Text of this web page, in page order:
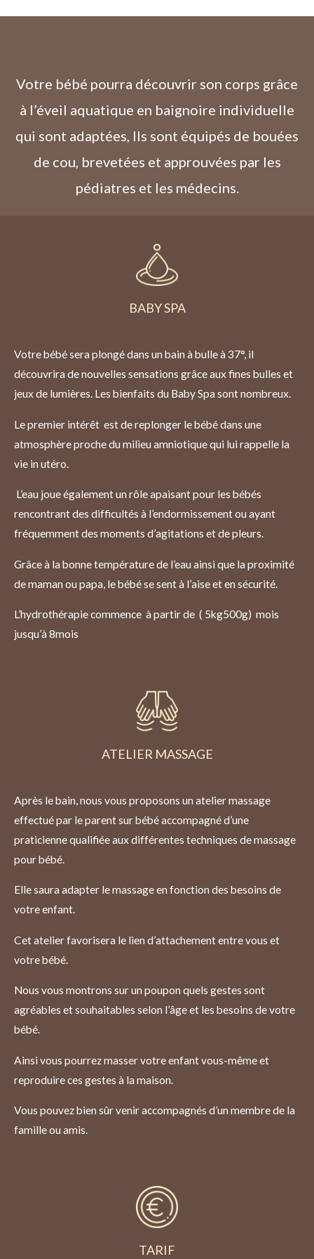
Votre bébé pourra découvrir son corps grâce
à l’éveil aquatique en baignoire individuelle
qui sont adaptées, Ils sont équipés de bouées
de cou, brevetées et approuvées par les
pédiatres et les médecins.
BABY SPA
Votre bébé sera plongé dans un bain à bulle à 37°, il
découvrira de nouvelles sensations grâce aux fines bulles et
jeux de lumières. Les bienfaits du Baby Spa sont nombreux.
Le premier intérêt est de replonger le bébé dans une
atmosphère proche du milieu amniotique qui lui rappelle la
vie in utéro.
L’eau joue également un rôle apaisant pour les bébés
rencontrant des difficultés à l’endormissement ou ayant
fréquemment des moments d’agitations et de pleurs.
Grâce à la bonne température de l’eau ainsi que la proximité
de maman ou papa, le bébé se sent à l’aise et en sécurité.
L’hydrothérapie commence à partir de ( 5kg500g) mois
jusqu’à 8mois
ATELIER MASSAGE
Après le bain, nous vous proposons un atelier massage
effectué par le parent sur bébé accompagné d’une
praticienne qualifiée aux différentes techniques de massage
pour bébé.
Elle saura adapter le massage en fonction des besoins de
votre enfant.
Cet atelier favorisera le lien d’attachement entre vous et
votre bébé.
Nous vous montrons sur un poupon quels gestes sont
agréables et souhaitables selon l’âge et les besoins de votre
bébé.
Ainsi vous pourrez masser votre enfant vous-même et
reproduire ces gestes à la maison.
Vous pouvez bien sûr venir accompagnés d’un membre de la
famille ou amis.
TARIF